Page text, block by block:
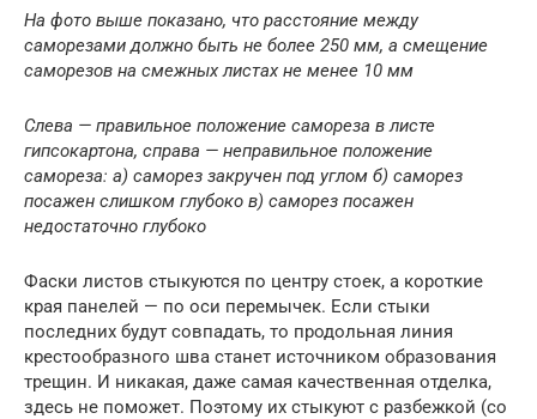
На фото выше показано, что расстояние между
саморезами должно быть не более 250 мм, а смещение
саморезов на смежных листах не менее 10 мм
Слева — правильное положение самореза в листе
гипсокартона, справа — неправильное положение
самореза: а) саморез закручен под углом б) саморез
посажен слишком глубоко в) саморез посажен
недостаточно глубоко
Фаски листов стыкуются по центру стоек, а короткие
края панелей — по оси перемычек. Если стыки
последних будут совпадать, то продольная линия
крестообразного шва станет источником образования
трещин. И никакая, даже самая качественная отделка,
здесь не поможет. Поэтому их стыкуют с разбежкой (со